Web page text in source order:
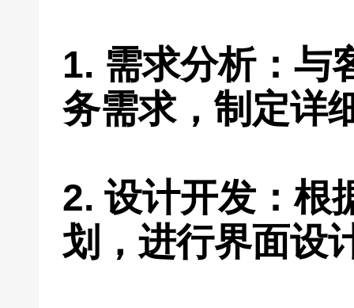
1. 需求分析：与
务需求，制定详
2. 设计开发：根
划，进行界面设